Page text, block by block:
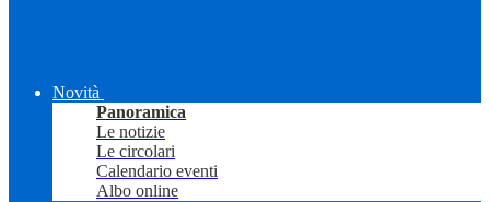
Novità
Panoramica
Le notizie
Le circolari
Calendario eventi
Albo online